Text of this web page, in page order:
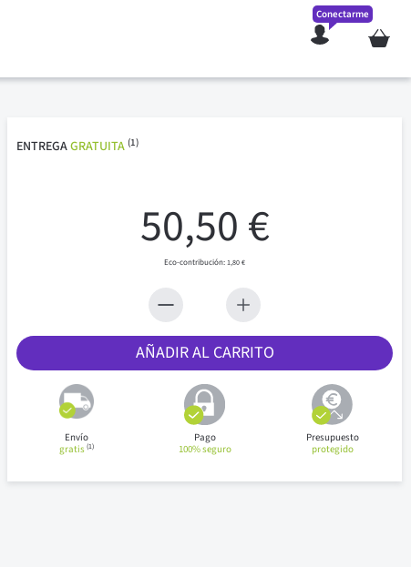
Mi cesta
Conectarme
ENTREGAGRATUITA (1)
50,50 €
1,80 €
AÑADIR AL CARRITO
Envío
gratis(1)
Pago
100% seguro
Presupuesto
protegido